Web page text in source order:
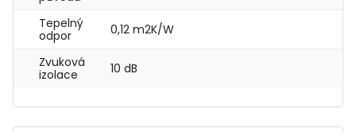
Tepelný
odpor
0,12 m2K/W
Zvuková
izolace
10 dB